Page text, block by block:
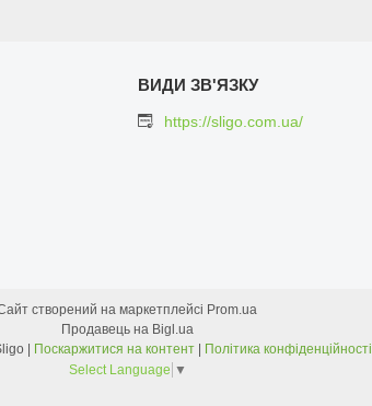
https://sligo.com.ua/
створений на маркетплейсі Prom.ua
Продавець на Bigl.ua
Поскаржитися на контент
Політика конфіденційності
Select Language ▼